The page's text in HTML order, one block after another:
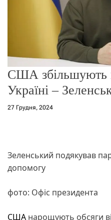
США збільшують
Україні –
27 Грудня, 2024
Зеленський подякував
допомогу
фото: Офіс президента
США нарощують обсяги